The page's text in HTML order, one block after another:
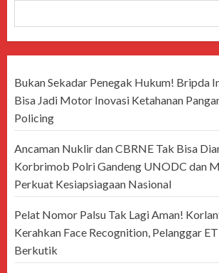
Bukan Sekadar Penegak Hukum! Bripda
Bisa Jadi Motor Inovasi Ketahanan
Policing
Ancaman Nuklir dan CBRNE Tak Bisa
Korbrimob Polri Gandeng UNODC dan
Perkuat Kesiapsiagaan Nasional
Pelat Nomor Palsu Tak Lagi Aman!
Kerahkan Face Recognition, Pelanggar
Berkutik